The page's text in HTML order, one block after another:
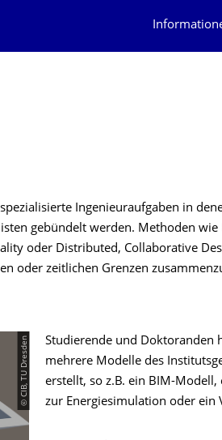
Ingenieuraufgaben in
gebündelt werden. Methoden
oder Distributed, Collaborative
oder zeitlichen Grenzen
© CIB, TU Dresden
Studierende und Doktoranden
mehrere Modelle des
erstellt, so z.B. ein BIM-Modell,
zur Energiesimulation oder ein